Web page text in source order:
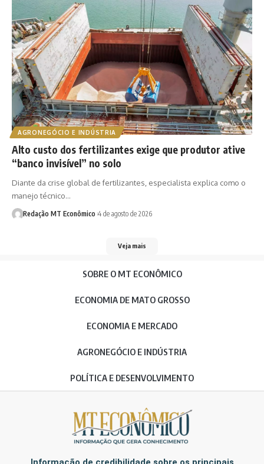
AGRONEGÓCIO E INDÚSTRIA
Alto custo dos fertilizantes exige que produtor ative
“banco invisível” no solo
Diante da crise global de fertilizantes, especialista explica como o
manejo técnico…
Redação MT Econômico 4 de agosto de 2026
Veja mais
SOBRE O MT ECONÔMICO
ECONOMIA DE MATO GROSSO
ECONOMIA E MERCADO
AGRONEGÓCIO E INDÚSTRIA
POLÍTICA E DESENVOLVIMENTO